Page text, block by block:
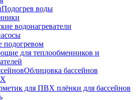
Подогрев воды
водонагреватели
подогревом
для теплообменников и
Облицовка бассейнов
для ПВХ плёнки для бассейнов